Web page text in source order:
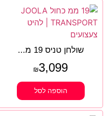
שולחן טניס 19 מ...
₪3,099
הוספה לסל